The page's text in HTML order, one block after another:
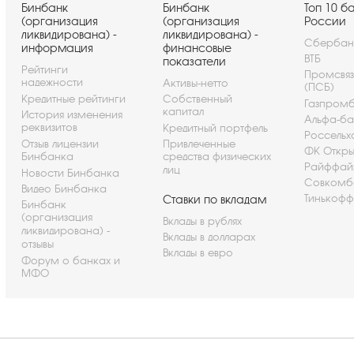
Бинбанк
(организация
ликвидирована) -
информация
Рейтинги
надежности
Кредитные рейтинги
История изменения
реквизитов
Отзыв лицензии
Бинбанка
Новости Бинбанка
Видео Бинбанка
Бинбанк
(организация
ликвидирована) -
отзывы
Форум о банках и
МФО
Бинбанк
(организация
ликвидирована) -
финансовые
показатели
Активы-нетто
Собственный
капитал
Кредитный портфель
Привлеченные
средства физических
лиц
Ставки по вкладам
Вклады в рублях
Вклады в долларах
Вклады в евро
Топ 10
России
ВТБ
(ПСБ)
Альфа-
ФК